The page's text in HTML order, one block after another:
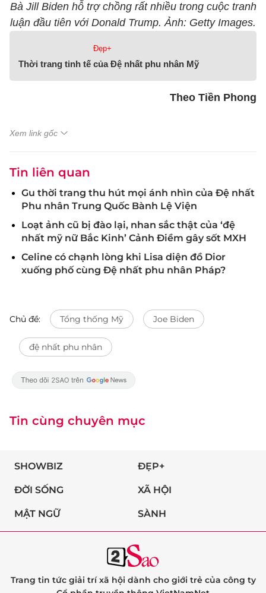
Bà Jill Biden hỗ trợ chồng rất nhiều trong cuộc tranh
luận đầu tiên với Donald Trump. Ảnh: Getty Images.
Đẹp+
Thời trang tinh tế của Đệ nhất phu nhân Mỹ
Theo Tiền Phong
Xem link gốc
Tin liên quan
Gu thời trang thu hút mọi ánh nhìn của Đệ nhất
Phu nhân Trung Quốc Bành Lệ Viện
Loạt ảnh cũ bị đào lại, nhan sắc thật của ‘đệ
nhất mỹ nữ Bắc Kinh’ Cảnh Điềm gây sốt MXH
Celine có chạnh lòng khi Lisa diện đồ Dior
xuống phố cùng Đệ nhất phu nhân Pháp?
Chủ đề: Tổng thống Mỹ Joe Biden
đệ nhất phu nhân
Tin cùng chuyên mục
SHOWBIZ ĐẸP+
ĐỜI SỐNG XÃ HỘI
MẬT NGỮ SÀNH
Trang tin tức giải trí xã hội dành cho giới trẻ của công ty